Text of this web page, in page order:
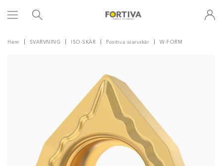
Hem SVARVNING ISO-SKÄR Positiva svarvskär W-FORM